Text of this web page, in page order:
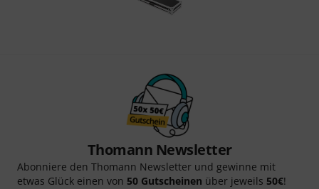
Thomann Newsletter
Abonniere den Thomann Newsletter und gewinne mit
etwas Glück einen von 50 Gutscheinen über jeweils 50€!